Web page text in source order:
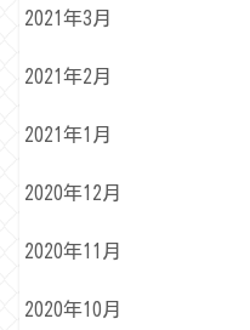
2021年3月
2021年2月
2021年1月
2020年12月
2020年11月
2020年10月